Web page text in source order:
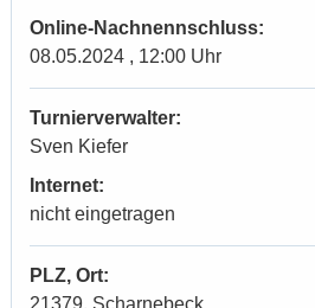
Online-Nachnennschluss:
08.05.2024 , 12:00 Uhr
Turnierverwalter:
Sven Kiefer
Internet:
nicht eingetragen
PLZ, Ort:
21379, Scharnebeck